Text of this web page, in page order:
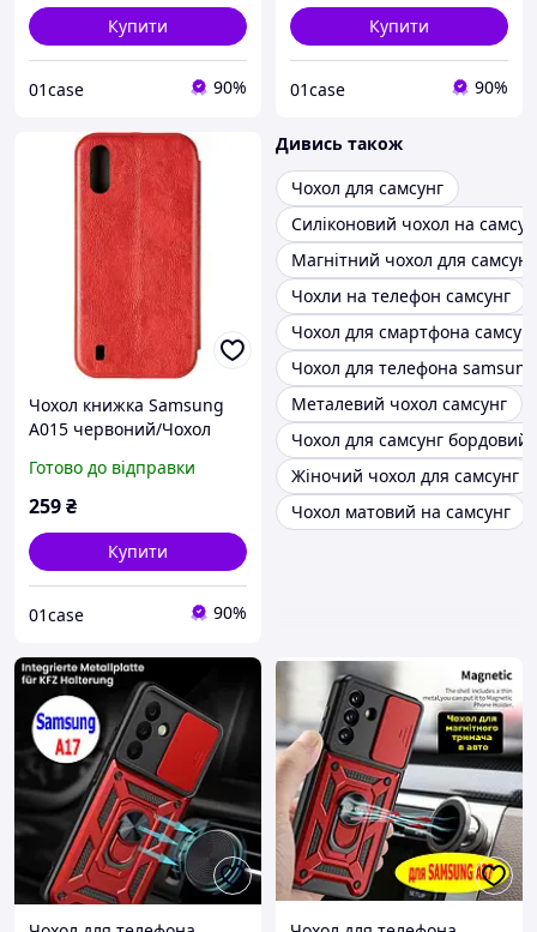
Купити
01case 90%
Купити
01case 90%
Чохол книжка Samsung
A015 червоний/Чохол
Samsung A015 (магнітна є
відділ для картки)
Готово до відправки
259₴
Купити
01case 90%
Дивись також
Чохол для самсунг
Силіконовий чохол на
Магнітний чохол для самсунг
Чохли на телефон самсунг
Чохол для смартфона
Чохол для телефона
Металевий чохол самсунг
Чохол для самсунг бордовий
Жіночий чохол для самсунг
Чохол матовий на самсунг